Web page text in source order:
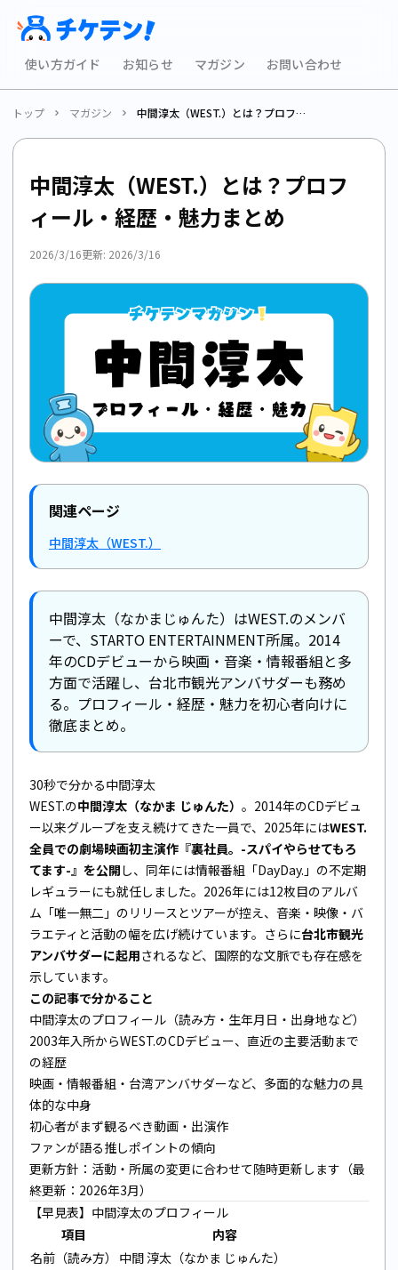
使い方ガイド お知らせ マガジン お問い合わせ
トップ マガジン 中間淳太（WEST.）とは？プロフィール・経歴・魅力まとめ
中間淳太（WEST.）とは？プロフ
ィール・経歴・魅力まとめ
2026/3/16更新: 2026/3/16
関連ページ
中間淳太（WEST.）
中間淳太（なかまじゅんた）はWEST.のメンバ
ーで、STARTO ENTERTAINMENT所属。2014
年のCDデビューから映画・音楽・情報番組と多
方面で活躍し、台北市観光アンバサダーも務め
る。プロフィール・経歴・魅力を初心者向けに
徹底まとめ。
30秒で分かる中間淳太
WEST.の中間淳太（なかま じゅんた） 。2014年のCDデビュ
ー以来グループを支え続けてきた一員で、2025年にはWEST.
全員での劇場映画初主演作『裏社員。-スパイやらせてもろ
てます-』を公開 し、同年には情報番組「DayDay.」の不定期
レギュラーにも就任しました。2026年には12枚目のアルバ
ム「唯一無二」のリリースとツアーが控え、音楽・映像・バ
ラエティと活動の幅を広げ続けています。さらに台北市観光
アンバサダーに起用されるなど、国際的な文脈でも存在感を
示しています。
この記事で分かること
中間淳太のプロフィール（読み方・生年月日・出身地など）
2003年入所からWEST.のCDデビュー、直近の主要活動まで
の経歴
映画・情報番組・台湾アンバサダーなど、多面的な魅力の具
体的な中身
初心者がまず観るべき動画・出演作
ファンが語る推しポイントの傾向
更新方針：活動・所属の変更に合わせて随時更新します（最
終更新：2026年3月）
【早見表】中間淳太のプロフィール
項目
内容
名前（読み方）
中間 淳太（なかま じゅんた）